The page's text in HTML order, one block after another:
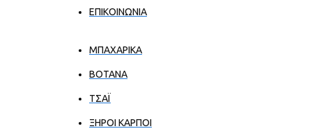
ΕΠΙΚΟΙΝΩΝΊΑ
ΜΠΑΧΑΡΙΚΑ
ΒΟΤΑΝΑ
ΤΣΑΪ
ΞΗΡΟΙ ΚΑΡΠΟΙ